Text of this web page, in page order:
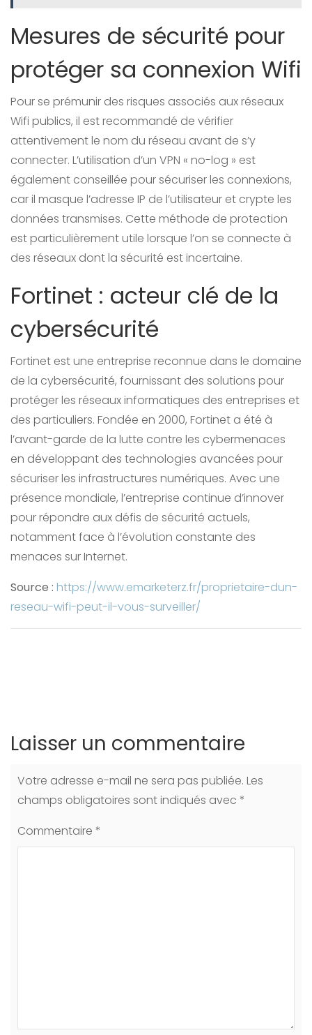
Mesures de sécurité pour
protéger sa connexion Wifi
Pour se prémunir des risques associés aux réseaux
Wifi publics, il est recommandé de vérifier
attentivement le nom du réseau avant de s’y
connecter. L’utilisation d’un VPN « no-log » est
également conseillée pour sécuriser les connexions,
car il masque l’adresse IP de l’utilisateur et crypte les
données transmises. Cette méthode de protection
est particulièrement utile lorsque l’on se connecte à
des réseaux dont la sécurité est incertaine.
Fortinet : acteur clé de la
cybersécurité
Fortinet est une entreprise reconnue dans le domaine
de la cybersécurité, fournissant des solutions pour
protéger les réseaux informatiques des entreprises et
des particuliers. Fondée en 2000, Fortinet a été à
l’avant-garde de la lutte contre les cybermenaces
en développant des technologies avancées pour
sécuriser les infrastructures numériques. Avec une
présence mondiale, l’entreprise continue d’innover
pour répondre aux défis de sécurité actuels,
notamment face à l’évolution constante des
menaces sur Internet.
Source : https://www.emarketerz.fr/proprietaire-dun-
reseau-wifi-peut-il-vous-surveiller/
Laisser un commentaire
Votre adresse e-mail ne sera pas publiée. Les
champs obligatoires sont indiqués avec *
Commentaire *